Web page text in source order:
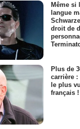
Même si
langue
droit de
Plus de
carrière :
le plus
français !